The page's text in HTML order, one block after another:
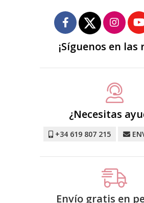
¡Síguenos en las
¿Necesitas
+34 619 807 215
Envío gratis en